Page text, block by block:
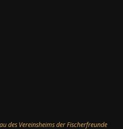
des Vereinsheims der Fischerfreunde